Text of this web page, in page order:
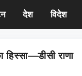
देश विदेश
हिस्सा—डीसी राणा